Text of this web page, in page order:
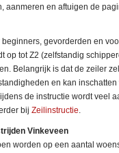
aanmeren en aftuigen de
beginners, gevorderden en
op tot Z2 (zelfstandig
Belangrijk is dat de zeiler
en kan
de instructie wordt veel
bij Zeilinstructie.
Vinkeveen
worden op een aantal